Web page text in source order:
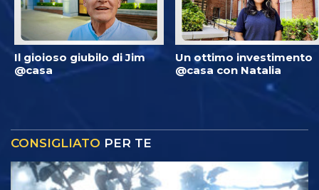
Il gioioso giubilo di Jim
@casa
Un ottimo investimento
@casa con Natalia
CONSIGLIATO PER TE